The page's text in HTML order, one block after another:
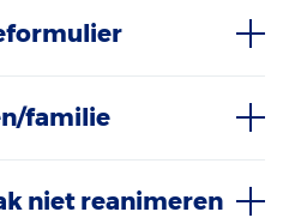
familie
niet reanimeren